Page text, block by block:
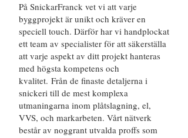
På SnickarFranck vet vi att varje
byggprojekt är unikt och kräver en
speciell touch. Därför har vi handplockat
ett team av specialister för att säkerställa
att varje aspekt av ditt projekt hanteras
med högsta kompetens och
kvalitet. Från de finaste detaljerna i
snickeri till de mest komplexa
utmaningarna inom plåtslagning, el,
VVS, och markarbeten. Vårt nätverk
består av noggrant utvalda proffs som